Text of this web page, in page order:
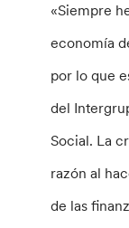
«Siempre
economía
por lo que
del
Social. La
razón al
de las